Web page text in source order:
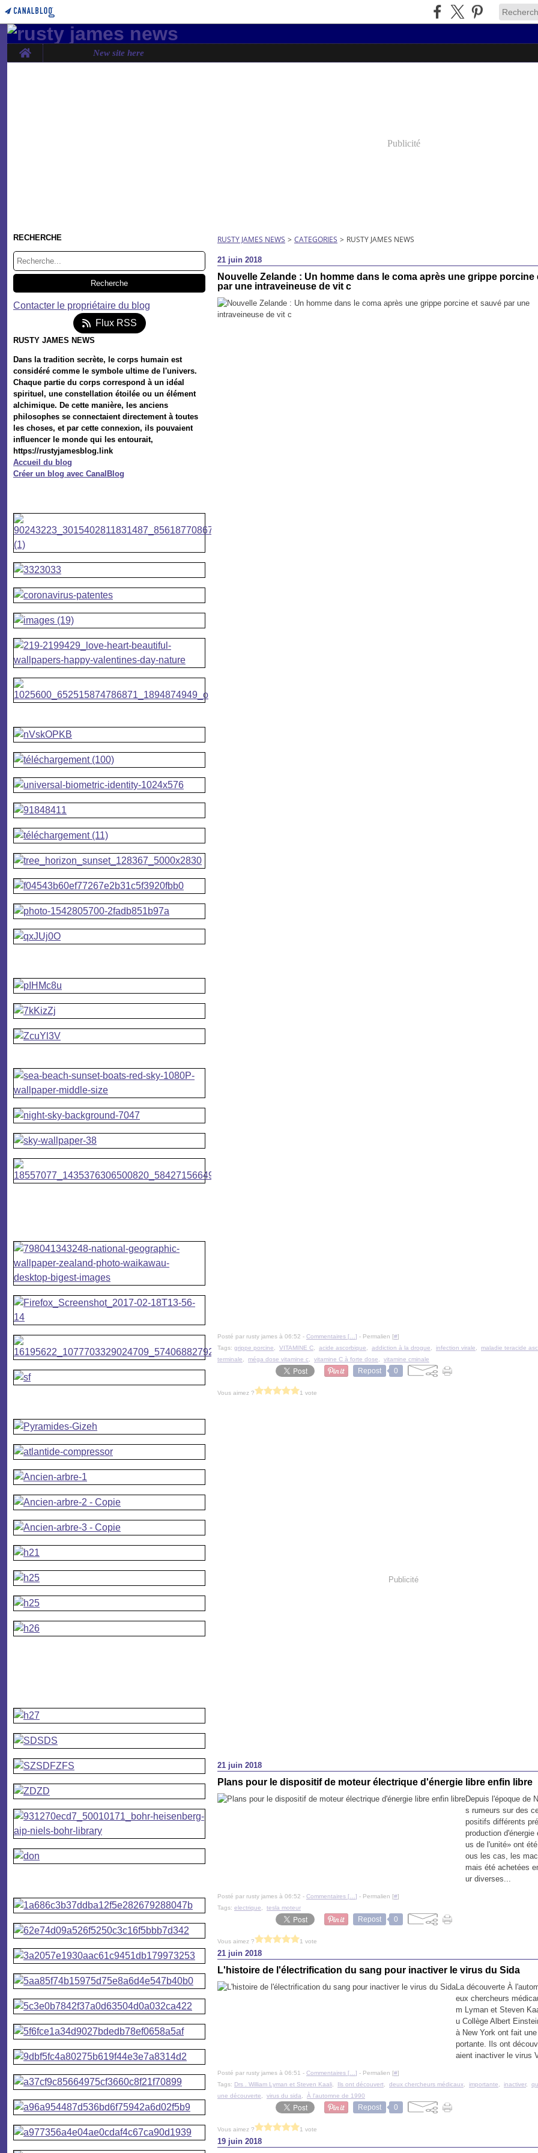
Home New site here
Publicité
RECHERCHE
Contacter le propriétaire du blog
Flux RSS
RUSTY JAMES NEWS
Dans la tradition secrète, le corps humain est
considéré comme le symbole ultime de l'univers.
Chaque partie du corps correspond à un idéal
spirituel, une constellation étoilée ou un élément
alchimique. De cette manière, les anciens
philosophes se connectaient directement à toutes
les choses, et par cette connexion, ils pouvaient
influencer le monde qui les entourait,
https://rustyjamesblog.link
Accueil du blog
Créer un blog avec CanalBlog
RUSTY JAMES NEWS > CATEGORIES > RUSTY JAMES NEWS
21 juin 2018
Nouvelle Zelande : Un homme dans le coma après une grippe porcine
par une intraveineuse de vit c
Posté par rusty james à 06:52 - Commentaires [ ] - Permalien [#]
Tags: grippe porcine VITAMINE C acide ascorbique addiction à la drogue infection virale maladie teracide
terminale
méga dose vitamine c vitamine C à forte dose vitamine cminale
Repost 0
Vous aimez ? 1 vote
Publicité
21 juin 2018
Plans pour le dispositif de moteur électrique d'énergie libre enfin libre
Depuis l'époque de
s rumeurs sur des
positifs différents
production d'énergie
us de l'unité» ont
ous les cas, les
mais été achetées
ur diverses...
Posté par rusty james à 06:52 - Commentaires [ ] - Permalien [#]
Tags: electrique tesla moteur
Repost 0
Vous aimez ? 1 vote
21 juin 2018
L'histoire de l'électrification du sang pour inactiver le virus du Sida
La découverte À
eux chercheurs
m Lyman et Steven
u Collège Albert
à New York ont fait
portante. Ils ont
aient inactiver le virus
Posté par rusty james à 06:51 - Commentaires [ ] - Permalien [#]
Tags: Drs . William Lyman et Steven Kaali Ils ont découvert deux chercheurs médicaux importante inactiver,
une découverte
virus du sida À l'automne de 1990
Repost 0
Vous aimez ? 1 vote
19 juin 2018